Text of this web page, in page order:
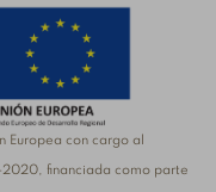
Europea con cargo al
2020, financiada como parte